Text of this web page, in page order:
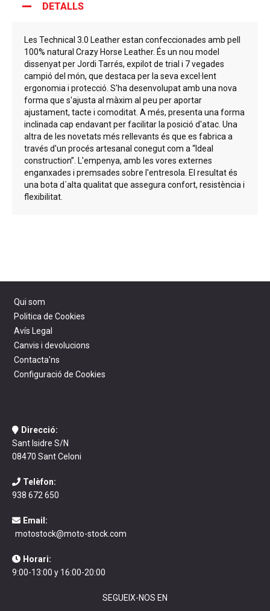
DETALLS
Les Technical 3.0 Leather estan confeccionades amb pell
100% natural Crazy Horse Leather. És un nou model
dissenyat per Jordi Tarrés, expilot de trial i 7 vegades
campió del món, que destaca per la seva excel·lent
ergonomia i protecció. S'ha desenvolupat amb una nova
forma que s'ajusta al màxim al peu per aportar
ajustament, tacte i comoditat. A més, presenta una forma
inclinada cap endavant per facilitar la posició d'atac. Una
altra de les novetats més rellevants és que es fabrica a
través d'un procés artesanal conegut com a “Ideal
construction”. L'empenya, amb les vores externes
enganxades i premsades sobre l'entresola. El resultat és
una bota d´alta qualitat que assegura confort, resistència i
flexibilitat.
Qui som
Politica de Cookies
Avís Legal
Canvis i devolucions
Contacta'ns
Configuració de Cookies
Direcció:
Sant Isidre S/N
08470 Sant Celoni
Telèfon:
938 672 650
Email:
motostock@moto-stock.com
Horari:
9:00-13:00 y 16:00-20:00
SEGUEIX-NOS EN